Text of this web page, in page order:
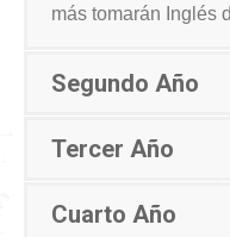
más tomarán Inglés
Segundo Año
Tercer Año
Cuarto Año